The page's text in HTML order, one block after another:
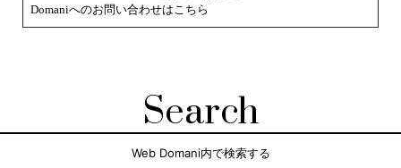
Domaniへのお問い合わせはこちら
Search
Web Domani内で検索する